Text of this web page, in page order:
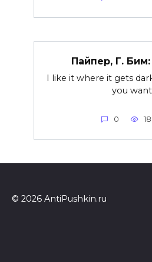
Пайпер, Г.
I like it where it gets
you want
0 18
© 2026 AntiPushkin.ru